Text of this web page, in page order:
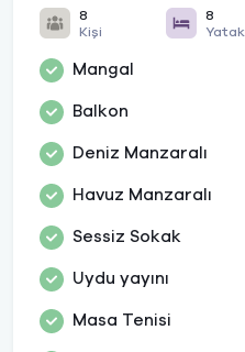
8
Kişi
8
Yatak
Mangal
Balkon
Deniz Manzaralı
Havuz Manzaralı
Sessiz Sokak
Uydu yayını
Masa Tenisi